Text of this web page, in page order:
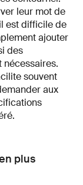
leur mot de
est difficile de
ajouter
des
souvent
aux
plus